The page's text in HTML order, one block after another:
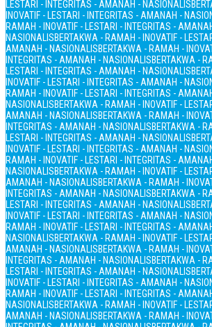
LESTARI - INTEGRITAS - AMANAH - NASIONALIS
INOVATIF - LESTARI - INTEGRITAS - AMANAH -
RAMAH - INOVATIF - LESTARI - INTEGRITAS -
NASIONALISBERTAKWA - RAMAH - INOVATIF -
AMANAH - NASIONALISBERTAKWA - RAMAH -
INTEGRITAS - AMANAH - NASIONALISBERTAKWA -
LESTARI - INTEGRITAS - AMANAH - NASIONALIS
INOVATIF - LESTARI - INTEGRITAS - AMANAH -
RAMAH - INOVATIF - LESTARI - INTEGRITAS -
NASIONALISBERTAKWA - RAMAH - INOVATIF -
AMANAH - NASIONALISBERTAKWA - RAMAH -
INTEGRITAS - AMANAH - NASIONALISBERTAKWA -
LESTARI - INTEGRITAS - AMANAH - NASIONALIS
INOVATIF - LESTARI - INTEGRITAS - AMANAH -
RAMAH - INOVATIF - LESTARI - INTEGRITAS -
NASIONALISBERTAKWA - RAMAH - INOVATIF -
AMANAH - NASIONALISBERTAKWA - RAMAH -
INTEGRITAS - AMANAH - NASIONALISBERTAKWA -
LESTARI - INTEGRITAS - AMANAH - NASIONALIS
INOVATIF - LESTARI - INTEGRITAS - AMANAH -
RAMAH - INOVATIF - LESTARI - INTEGRITAS -
NASIONALISBERTAKWA - RAMAH - INOVATIF -
AMANAH - NASIONALISBERTAKWA - RAMAH -
INTEGRITAS - AMANAH - NASIONALISBERTAKWA -
LESTARI - INTEGRITAS - AMANAH - NASIONALIS
INOVATIF - LESTARI - INTEGRITAS - AMANAH -
RAMAH - INOVATIF - LESTARI - INTEGRITAS -
NASIONALISBERTAKWA - RAMAH - INOVATIF -
AMANAH - NASIONALISBERTAKWA - RAMAH -